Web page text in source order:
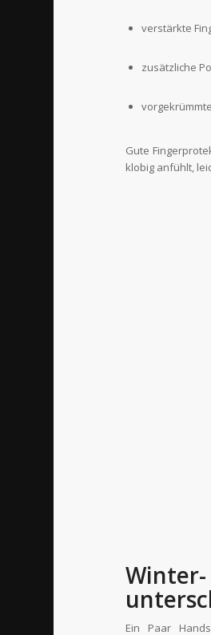
verstärkte
zusätzliche
Gute
klobig anfühlt,
Winter-
Ein Paar